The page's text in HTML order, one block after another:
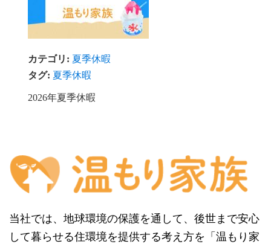
カテゴリ: 夏季休暇
タグ: 夏季休暇
2026年夏季休暇
当社では、地球環境の保護を通して、後世まで安心
して暮らせる住環境を提供する考え方を「温もり家